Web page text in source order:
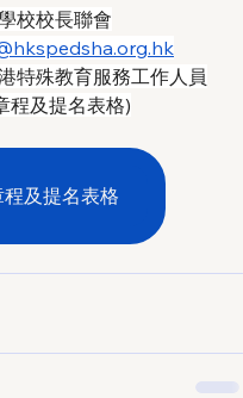
校校長聯會
特殊教育服務工作人員
程及提名表格)
程及提名表格